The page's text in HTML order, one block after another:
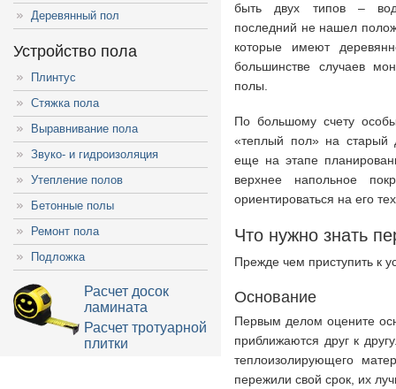
быть двух типов –
последний не нашел
которые имеют
большинстве случаев
полы.
По большому счету
«теплый пол» на старый
еще на этапе
верхнее напольное
ориентироваться на его
Что нужно знать
Прежде чем приступить к
Основание
Первым делом оцените
приближаются друг к
теплоизолирующего
пережили свой срок, их
Деревянный пол
Устройство пола
Плинтус
Стяжка пола
Выравнивание пола
Звуко- и гидроизоляция
Утепление полов
Бетонные полы
Ремонт пола
Подложка
Расчет досок
ламината
Расчет тротуарной
плитки